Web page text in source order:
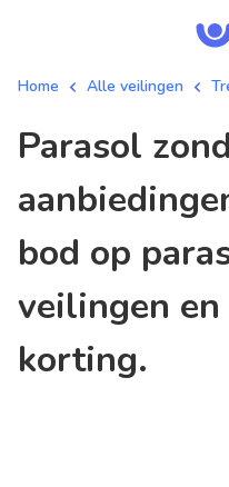
Home Alle veilingen
parasol zonder voet /
bod op
veilingen
korting.